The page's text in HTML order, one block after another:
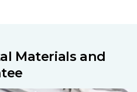
Materials and